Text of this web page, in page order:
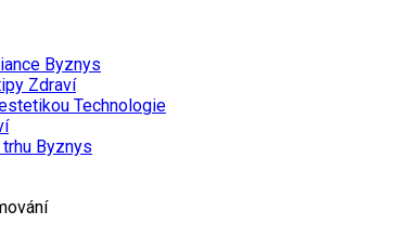
Byznys
Zdraví
Technologie
Byznys